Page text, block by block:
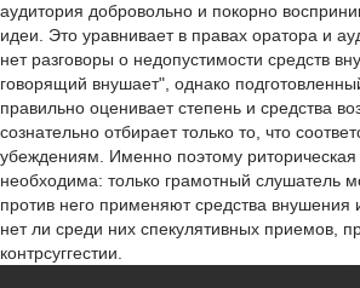
аудитория добровольно и покорно
идеи. Это уравнивает в правах оратора и
нет разговоры о недопустимости средств
говорящий внушает", однако
правильно оценивает степень и средства
сознательно отбирает только то, что
убеждениям. Именно поэтому риторическая
необходима: только грамотный слушатель
против него применяют средства внушения
нет ли среди них спекулятивных приемов,
контрсуггестии.